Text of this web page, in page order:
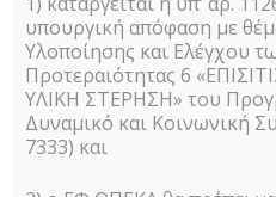
και
υπουργική απόφαση με
Υλοποίησης και Ελέγχου
Προτεραιότητας 6
ΥΛΙΚΗ ΣΤΕΡΗΣΗ» του
Δυναμικό και Κοινωνική
7333) και